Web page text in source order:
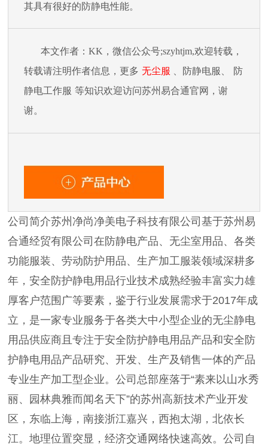
其具有很好的防静电性能。
本文作者： KK，微信公众号;szyhtjm,欢迎转载，
转载请注明作者信息，更多 无尘服 防静电服
防
静电工作服 等知识欢迎访问苏州易合通官网，谢
谢。
公司简介苏州净尚净美电子科技有限公司基于苏州易
合通经贸有限公司在防静电产品、无尘室用品、各类
功能服装、劳动防护用品、生产加工服装领域深耕多
年，安全防护静电用品行业技术成熟经验丰富实力雄
厚客户范围广等要素，鉴于行业发展需求于2017年成
立，是一家专业服务于各类大中小型企业的无尘静电
用品供应商且专注于安全防护静电用品产品和安全防
护静电用品产品研究、开发、生产及销售一体的产品
专业生产加工型企业。公司总部座落于“素来以山水秀
丽、园林典雅而闻名天下”的苏州高新技术产业开发
区，东临上海，南接浙江嘉兴，西抱太湖，北依长
江。地理位置突显，经济交通网络快速高效。公司自